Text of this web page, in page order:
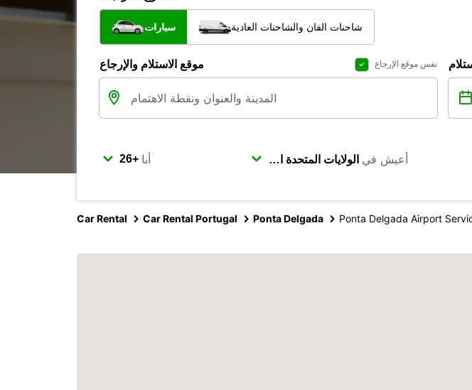
سيارات شاحنات الفان والشاحنات العادية
موقع الاستلام والإرجاع نفس موقع الإرجاع
أنا أعيش في
Car Rental Car Rental Portugal Ponta Delgada Ponta Delgada Airport